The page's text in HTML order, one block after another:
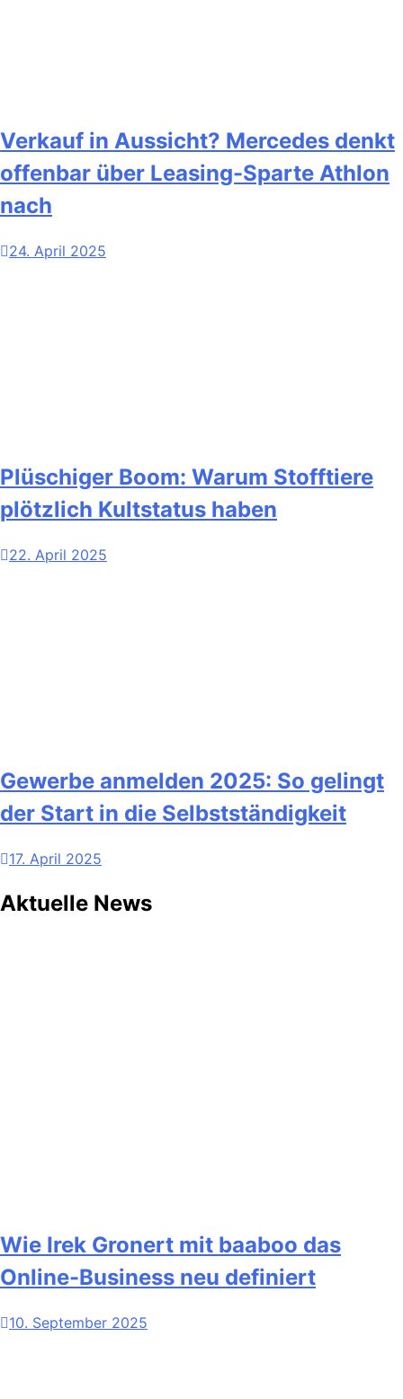
Verkauf in Aussicht? Mercedes denkt
offenbar über Leasing-Sparte Athlon
nach
24. April 2025
Plüschiger Boom: Warum Stofftiere
plötzlich Kultstatus haben
22. April 2025
Gewerbe anmelden 2025: So gelingt
der Start in die Selbstständigkeit
17. April 2025
Aktuelle News
Wie Irek Gronert mit baaboo das
Online-Business neu definiert
10. September 2025